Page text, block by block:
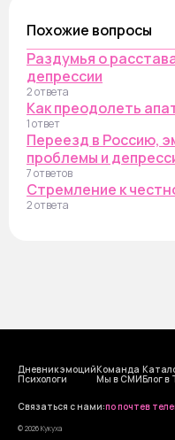
Похожие вопросы
Раздумья о
депрессии
2 ответа
Как преодолеть
1 ответ
Переезд в Россию,
проблемы и
7 ответов
Стремление к
2 ответа
Дневник эмоций
Психологи
Команда
Мы в СМИБлог в
Cвязаться с нами:по почтев
© 2026 Кукуха